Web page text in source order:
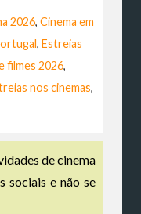
2026, Cinema em
, Estreias
filmes 2026,
nos cinemas,
de cinema
sociais e não se